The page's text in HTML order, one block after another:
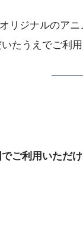
オリジナルのアニ
たうえでご利用
ご利用いただけ